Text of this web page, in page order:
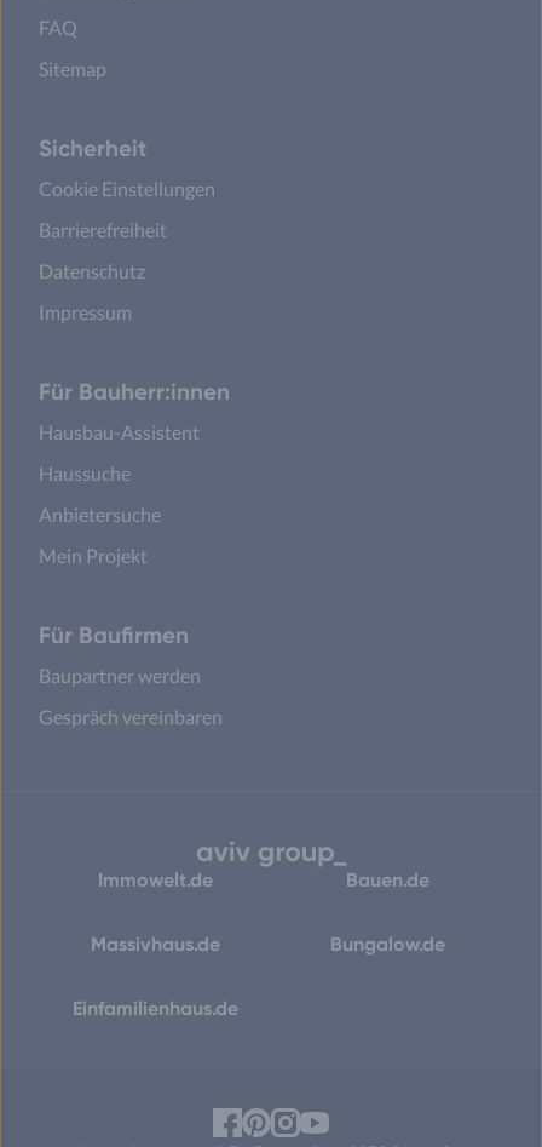
FAQ
Sitemap
Sicherheit
Cookie Einstellungen
Barrierefreiheit
Datenschutz
Impressum
Für Bauherr:innen
Hausbau-Assistent
Haussuche
Anbietersuche
Mein Projekt
Für Baufirmen
Baupartner werden
Gespräch vereinbaren
Immowelt.de Bauen.de
Massivhaus.de Bungalow.de
Einfamilienhaus.de
Facebook
Pinterest
Instagram